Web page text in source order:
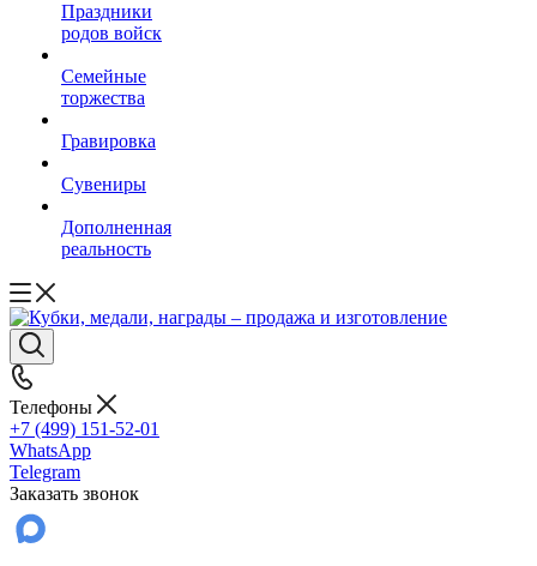
Праздники
родов войск
Семейные
торжества
Гравировка
Сувениры
Дополненная
реальность
Телефоны
+7 (499) 151-52-01
WhatsApp
Telegram
Заказать звонок